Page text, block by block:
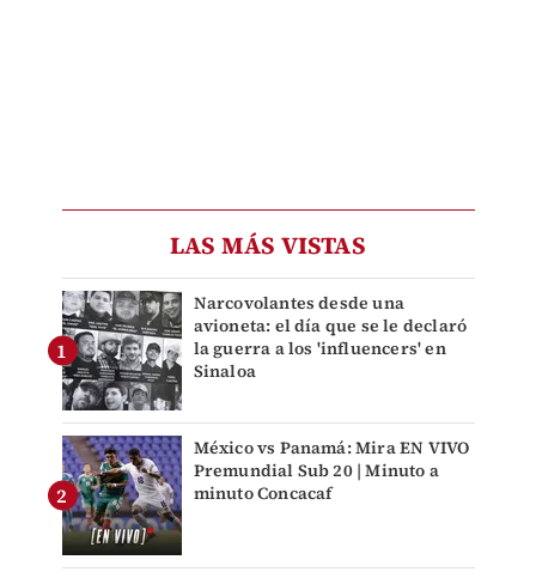
LAS MÁS VISTAS
Narcovolantes desde una
avioneta: el día que se le declaró
la guerra a los 'influencers' en
Sinaloa
México vs Panamá: Mira EN VIVO
Premundial Sub 20 | Minuto a
minuto Concacaf